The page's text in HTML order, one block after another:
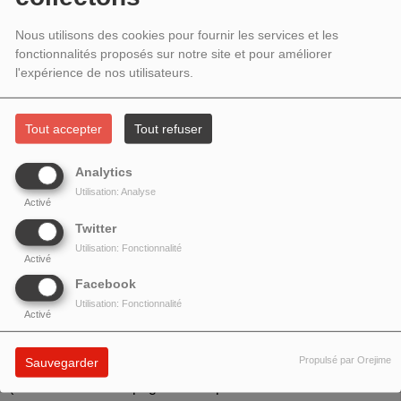
Nous utilisons des cookies pour fournir les services et les
fonctionnalités proposés sur notre site et pour améliorer
l'expérience de nos utilisateurs.
Tout accepter Tout refuser
Analytics
Activé
Utilisation: Analyse
Twitter
Activé
Utilisation: Fonctionnalité
Facebook
Activé
Utilisation: Fonctionnalité
Sauvegarder Propulsé par Orejime
DELORME
Thème : Animalité, se relier
chevreuil,la nouvelle édition du livre en version illustrée